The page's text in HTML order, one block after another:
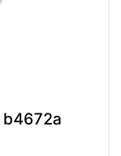
b4672a